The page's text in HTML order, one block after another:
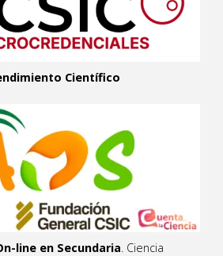
Científico
line en Secundaria. Ciencia